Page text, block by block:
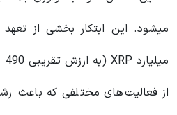
از فعالیت‌های مختلفی که باعث